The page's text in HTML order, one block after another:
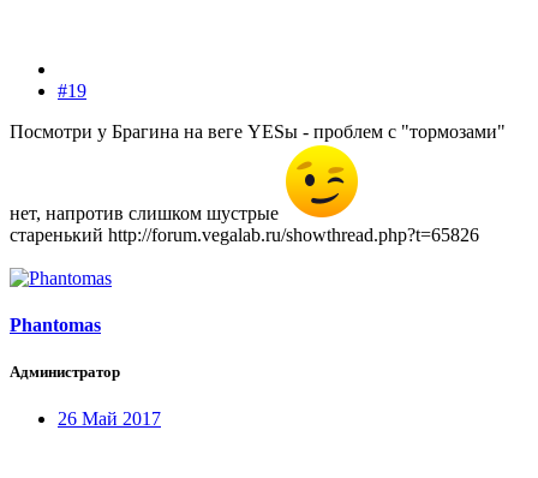
#19
Посмотри у Брагина на веге YESы - проблем с "тормозами"
нет, напротив слишком шустрые
старенький http://forum.vegalab.ru/showthread.php?t=65826
Phantomas
Администратор
26 Май 2017